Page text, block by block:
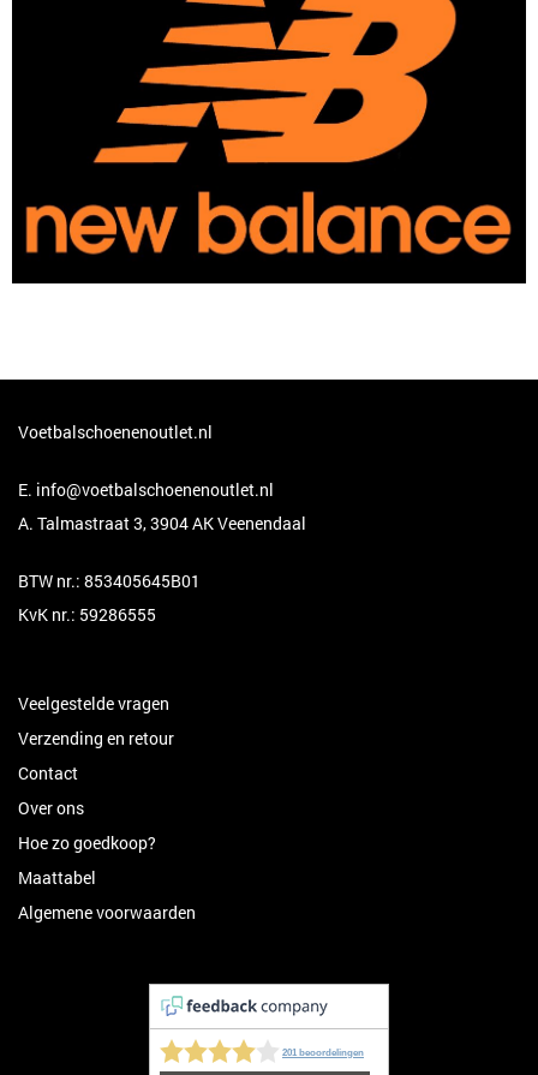
Voetbalschoenenoutlet.nl
E. info@voetbalschoenenoutlet.nl
A. Talmastraat 3, 3904 AK Veenendaal
BTW nr.: 853405645B01
KvK nr.: 59286555
Veelgestelde vragen
Verzending en retour
Contact
Over ons
Hoe zo goedkoop?
Maattabel
Algemene voorwaarden